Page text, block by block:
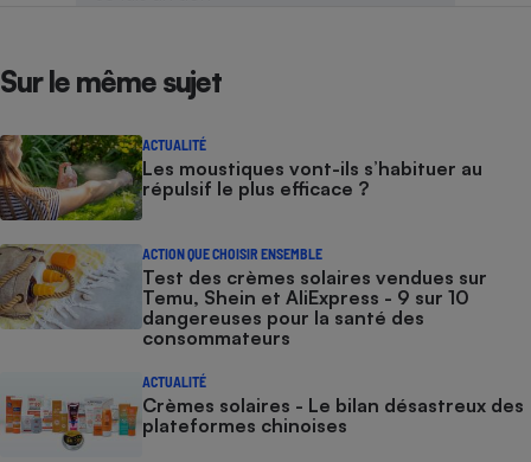
Sur le même sujet
ACTUALITÉ
Les moustiques vont-ils s’habituer au
répulsif le plus efficace ?
ACTION QUE CHOISIR ENSEMBLE
Test des crèmes solaires vendues sur
Temu, Shein et AliExpress - 9 sur 10
dangereuses pour la santé des
consommateurs
ACTUALITÉ
Crèmes solaires - Le bilan désastreux des
plateformes chinoises